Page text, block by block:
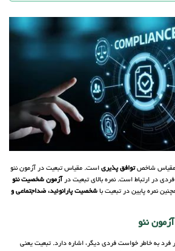
مقیاس شاخصتوافق پذیری است. مقیاس تبعیت در آزمون نئو
در ارتباط است. نمره بالای تبعیت در آزمون شخصیت نئو
نمره پایین در تبعیت با شخصیت پارانوئید، ضداجتماعی و
نئو
فرد به خاطر خواست فردی دیگر، اشاره دارد. تبعیت یعنی